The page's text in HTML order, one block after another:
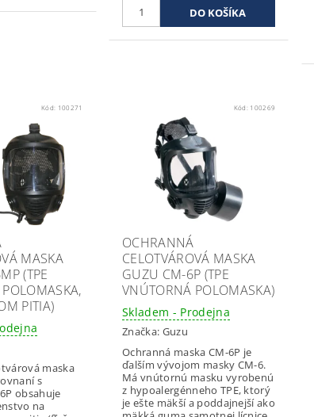
Kód: 100271
MASKA
(TPE
PITIA)
maska
s
obsahuje
na
Kód: 100269
OCHRANNÁ
CELOTVÁROVÁ MASKA
GUZU CM-6P (TPE
VNÚTORNÁ POLOMASKA)
Skladem - Prodejna
Značka: Guzu
Ochranná maska CM-6P je
ďalším vývojom masky CM-6.
Má vnútornú masku vyrobenú
z hypoalergénneho TPE, ktorý
je ešte mäkší a poddajnejší ako